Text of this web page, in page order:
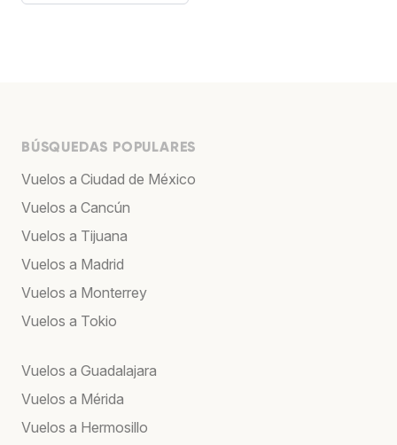
BÚSQUEDAS POPULARES
Vuelos a Ciudad de México
Vuelos a Cancún
Vuelos a Tijuana
Vuelos a Madrid
Vuelos a Monterrey
Vuelos a Tokio
Vuelos a Guadalajara
Vuelos a Mérida
Vuelos a Hermosillo